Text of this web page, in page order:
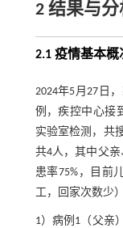
2 结果与分
2.1 疫情基本概
2024年5月27日
例，疾控中心接
实验室检测，共
共4人，其中父
患率75%，目前
工，回家次数少）
1）病例1（父亲